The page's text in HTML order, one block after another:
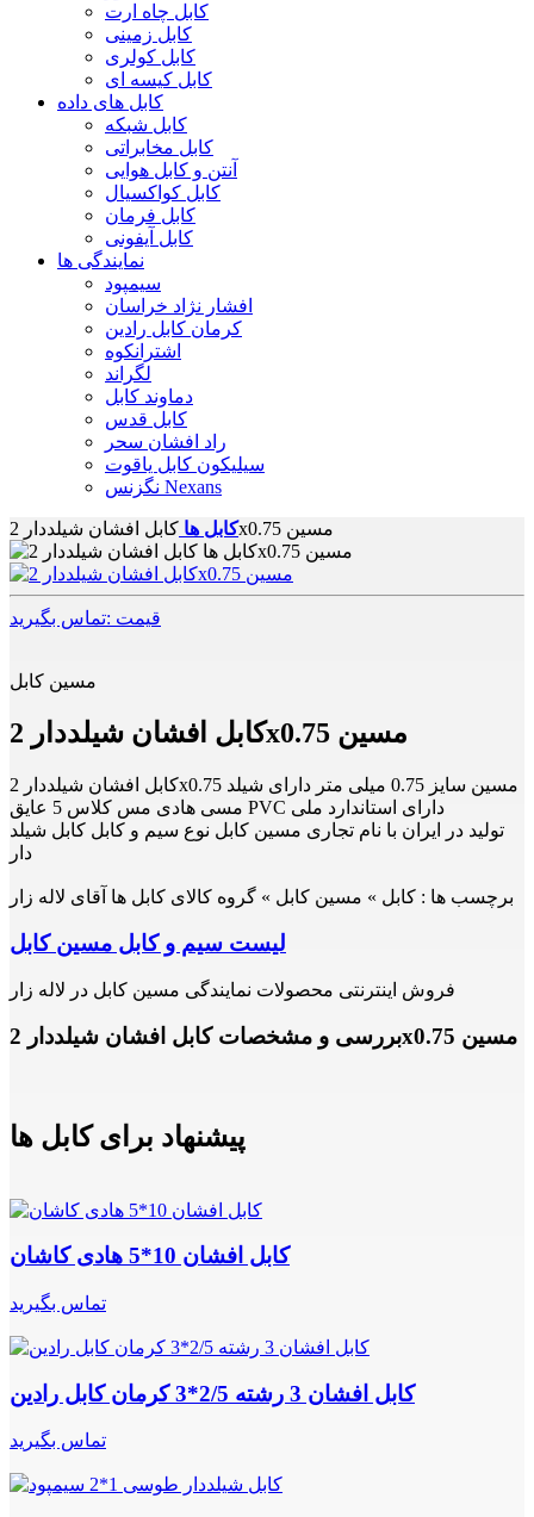
کابل چاه ارت
کابل زمینی
کابل کولری
کابل کیسه ای
کابل های داده
کابل شبکه
کابل مخابراتی
آنتن و کابل هوایی
کابل کواکسیال
کابل فرمان
کابل آیفونی
نمایندگی ها
سیمپود
افشار نژاد خراسان
کرمان کابل رادین
اشترانکوه
لگراند
دماوند کابل
کابل قدس
راد افشان سحر
سیلیکون کابل یاقوت
نگزنس Nexans
کابل ها کابل افشان شیلددار 2x0.75 مسین
قیمت :تماس بگیرید
مسین کابل
کابل افشان شیلددار 2x0.75 مسین
کابل افشان شیلددار 2x0.75 مسین سایز 0.75 میلی متر دارای شیلد
مسی هادی مس کلاس 5 عایق PVC دارای استاندارد ملی
تولید در ایران با نام تجاری مسین کابل نوع سیم و کابل کابل شیلد
دار
برچسب ها : کابل » مسین کابل » گروه کالای کابل ها آقای لاله زار
لیست سیم و کابل مسین کابل
فروش اینترنتی محصولات نمایندگی مسین کابل در لاله زار
بررسی و مشخصات کابل افشان شیلددار 2x0.75 مسین
پیشنهاد برای کابل ها
کابل افشان 10*5 هادی کاشان
تماس بگیرید
کابل افشان 3 رشته 2/5*3 کرمان کابل رادین
تماس بگیرید